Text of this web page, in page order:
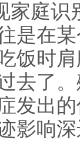
家庭
是在
饭时
去了
发出
影响